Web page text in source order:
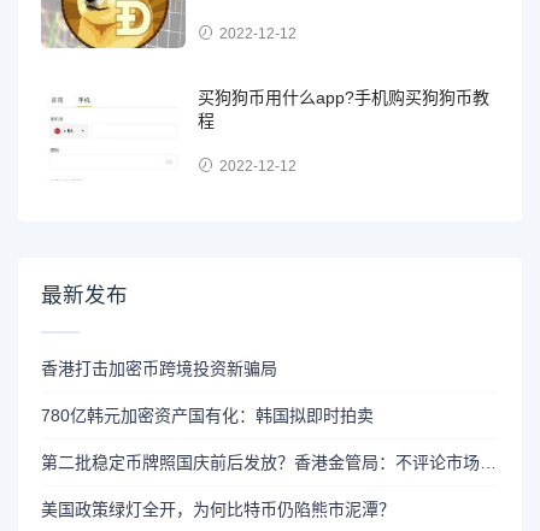
2022-12-12
买狗狗币用什么app?手机购买狗狗币教
程
2022-12-12
最新发布
香港打击加密币跨境投资新骗局
780亿韩元加密资产国有化：韩国拟即时拍卖
美国政策绿灯全开，为何比特币仍陷熊市泥潭？